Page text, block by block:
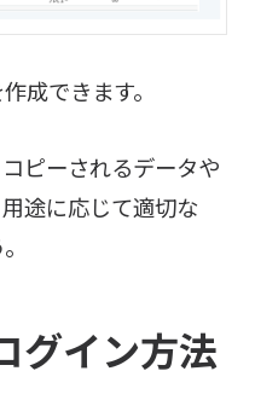
成できます。
ピーされるデータや
途に応じて適切な
グイン方法